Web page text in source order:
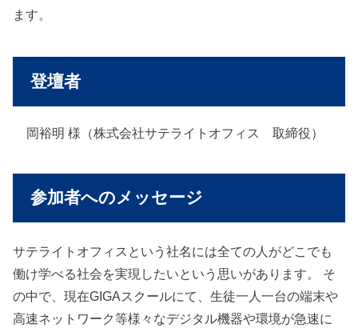
ます。
登壇者
岡裕明 様（株式会社サテライトオフィス 取締役）
参加者へのメッセージ
サテライトオフィスという社名には全ての人がどこでも
働け学べる社会を実現したいという思いがあります。 そ
の中で、現在GIGAスクールにて、生徒一人一台の端末や
高速ネットワーク等様々なデジタル機器や環境が急速に